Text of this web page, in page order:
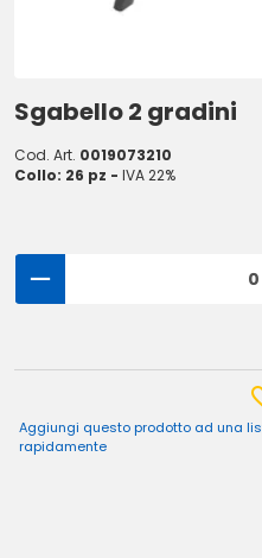
Sgabello 2 gradini
Cod. Art. 0019073210
Collo: 26 pz - IVA 22%
Aggiungi questo prodotto ad una
rapidamente